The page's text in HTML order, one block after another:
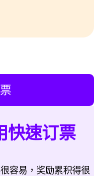
快速订票
容易，奖励累积得很